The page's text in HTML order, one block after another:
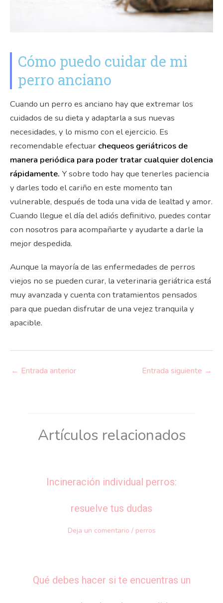
Cómo puedo cuidar de mi
perro anciano
Cuando un perro es anciano hay que extremar los
cuidados de su dieta y adaptarla a sus nuevas
necesidades, y lo mismo con el ejercicio. Es
recomendable efectuar chequeos geriátricos de
manera periódica para poder tratar cualquier dolencia
rápidamente. Y sobre todo hay que tenerles paciencia
y darles todo el cariño en este momento tan
vulnerable, después de toda una vida de lealtad y amor.
Cuando llegue el día del adiós definitivo, puedes contar
con nosotros para acompañarte y ayudarte a darle la
mejor despedida.
Aunque la mayoría de las enfermedades de perros
viejos no se pueden curar, la veterinaria geriátrica está
muy avanzada y cuenta con tratamientos pensados
para que puedan disfrutar de una vejez tranquila y
apacible.
← Entrada anterior Entrada siguiente →
Artículos relacionados
Incineración individual perros:
resuelve tus dudas
Deja un comentario / perros
Qué debes hacer si te encuentras un